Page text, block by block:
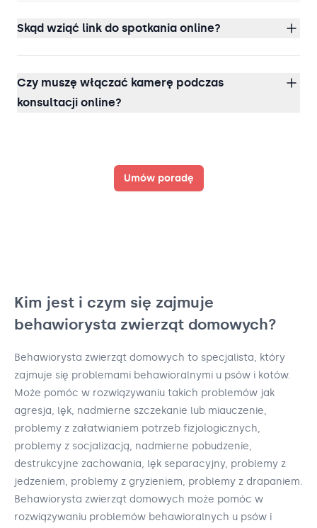
Skąd wziąć link do spotkania online?
Czy muszę włączać kamerę podczas
konsultacji online?
Umów poradę
Kim jest i czym się zajmuje
behawiorysta zwierząt domowych?
Behawiorysta zwierząt domowych to specjalista, który
zajmuje się problemami behawioralnymi u psów i kotów.
Może pomóc w rozwiązywaniu takich problemów jak
agresja, lęk, nadmierne szczekanie lub miauczenie,
problemy z załatwianiem potrzeb fizjologicznych,
problemy z socjalizacją, nadmierne pobudzenie,
destrukcyjne zachowania, lęk separacyjny, problemy z
jedzeniem, problemy z gryzieniem, problemy z drapaniem.
Behawiorysta zwierząt domowych może pomóc w
rozwiązywaniu problemów behawioralnych u psów i